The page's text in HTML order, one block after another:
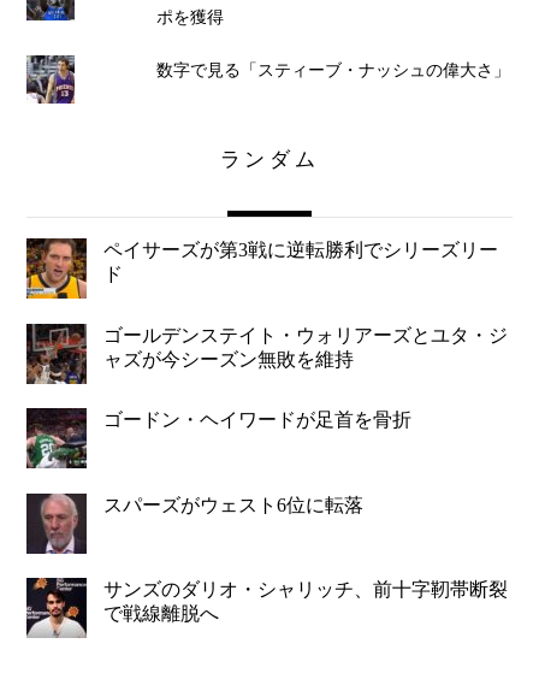
ポを獲得
数字で見る「スティーブ・ナッシュの偉大さ」
ランダム
ペイサーズが第3戦に逆転勝利でシリーズリー
ド
ゴールデンステイト・ウォリアーズとユタ・ジ
ャズが今シーズン無敗を維持
ゴードン・ヘイワードが足首を骨折
スパーズがウェスト6位に転落
サンズのダリオ・シャリッチ、前十字靭帯断裂
で戦線離脱へ